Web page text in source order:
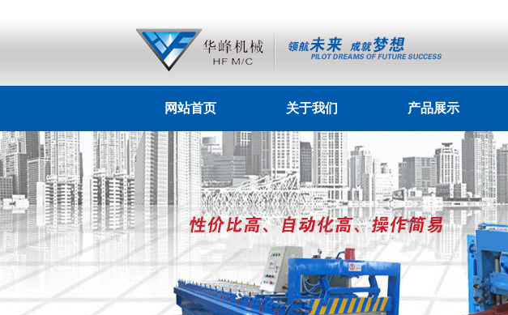
网站首页 关于我们 产品展示